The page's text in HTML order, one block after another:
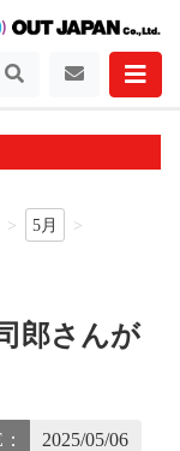
5月
郎さんが
2025/05/06